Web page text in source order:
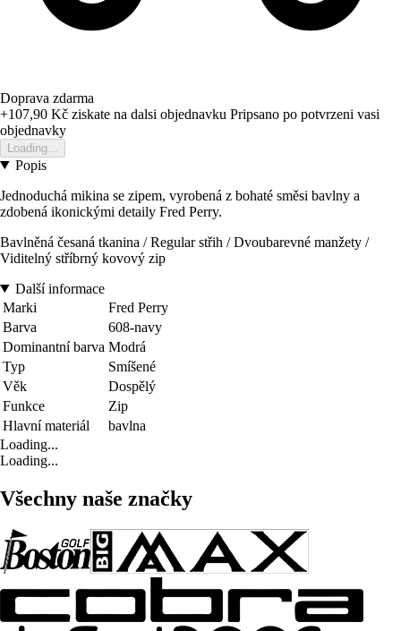
Doprava zdarma
+107,90 Kč ziskate na dalsi objednavku Pripsano po potvrzeni vasi
objednavky
Loading...
Popis
Jednoduchá mikina se zipem, vyrobená z bohaté směsi bavlny a
zdobená ikonickými detaily Fred Perry.
Bavlněná česaná tkanina / Regular střih / Dvoubarevné manžety /
Viditelný stříbrný kovový zip
Další informace
Marki
Fred Perry
Barva
608-navy
Dominantní barva Modrá
Typ
Smíšené
Věk
Dospělý
Funkce
Zip
Hlavní materiál
bavlna
Loading...
Loading...
Všechny naše značky